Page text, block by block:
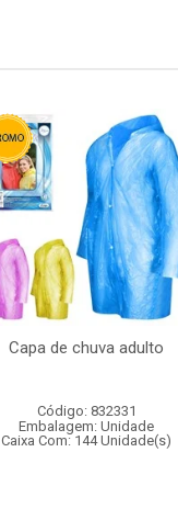
Capa de chuva adulto
Código: 832331
Embalagem: Unidade
Caixa Com: 144 Unidade(s)